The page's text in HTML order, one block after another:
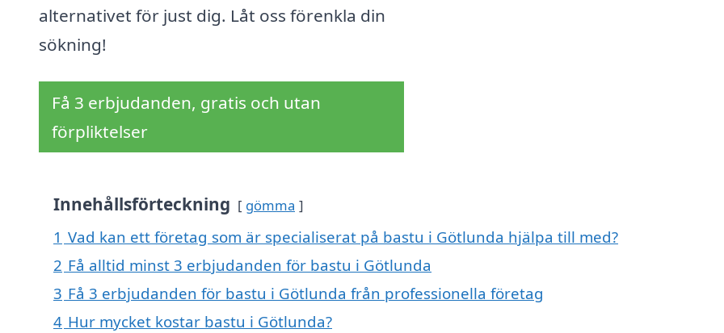
alternativet för just dig. Låt oss förenkla din
sökning!
Få 3 erbjudanden, gratis och utan
förpliktelser
Innehållsförteckning gömma
1 Vad kan ett företag som är specialiserat på bastu i Götlunda hjälpa till med?
2 Få alltid minst 3 erbjudanden för bastu i Götlunda
3 Få 3 erbjudanden för bastu i Götlunda från professionella företag
4 Hur mycket kostar bastu i Götlunda?